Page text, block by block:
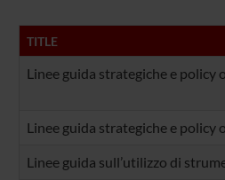
TITLE
Linee guida strategiche e
Linee guida strategiche e
Linee guida sull’utilizzo di